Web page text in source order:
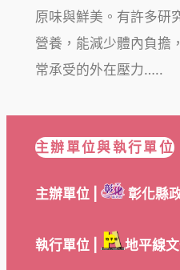
原味與鮮美。有許多研
營養，能減少體內負擔
常承受的外在壓力…..
主辦單位與執行單位
主辦單位 | 彰化縣
執行單位 | 地平線